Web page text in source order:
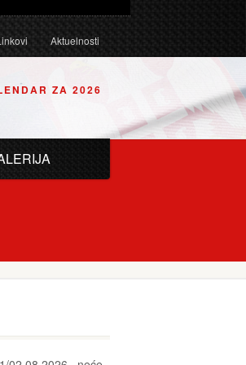
Aktuelnosti
ZA 2026